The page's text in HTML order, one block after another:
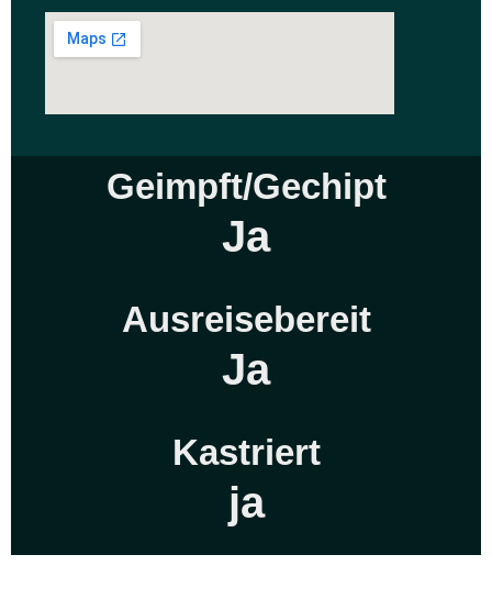
Geimpft/Gechipt
Ja
Ausreisebereit
Ja
Kastriert
ja